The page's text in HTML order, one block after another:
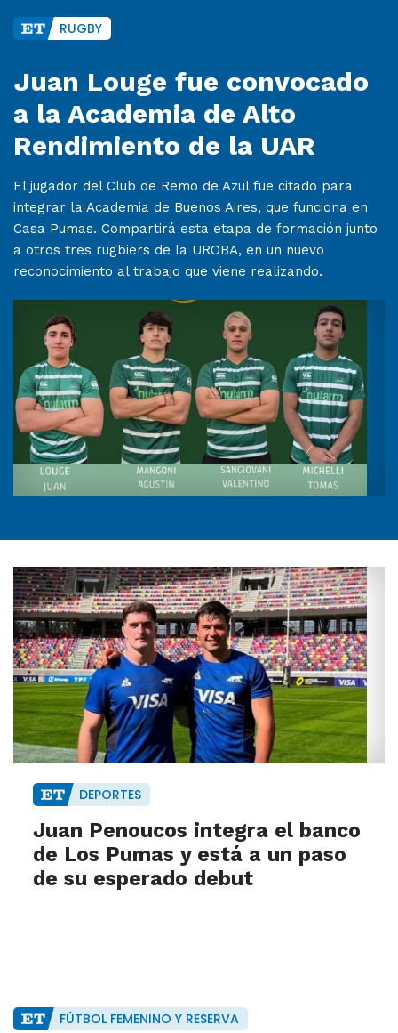
RUGBY
Juan Louge fue convocado
a la Academia de Alto
Rendimiento de la UAR
El jugador del Club de Remo de Azul fue citado para
integrar la Academia de Buenos Aires, que funciona en
Casa Pumas. Compartirá esta etapa de formación junto
a otros tres rugbiers de la UROBA, en un nuevo
reconocimiento al trabajo que viene realizando.
DEPORTES
Juan Penoucos integra el banco
de Los Pumas y está a un paso
de su esperado debut
FÚTBOL FEMENINO Y RESERVA